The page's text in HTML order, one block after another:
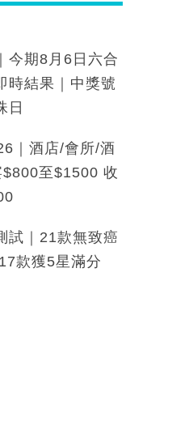
今期8月6日六合
時結果｜中獎號
日
｜酒店/會所/酒
至$1500 收
試｜21款無致癌
款獲5星滿分